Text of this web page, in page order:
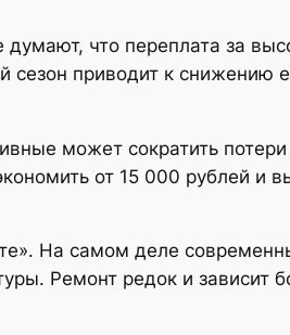
что переплата за
сезон приводит к снижению
может сократить
от 15 000 рублей и
На самом деле
Ремонт редок и зависит